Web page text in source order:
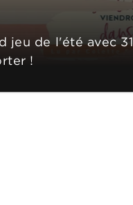
jeu de l'été avec
!